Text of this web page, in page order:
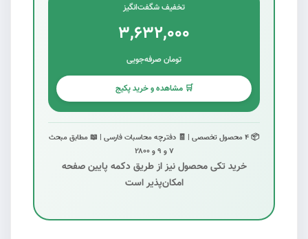
تخفیف شگفت‌انگیز
۳,۶۳۲,۰۰۰
تومان صرفه‌جویی
🛒 مشاهده و خرید پکیج
📦 ۴ محصول تخصصی | 🧾 دفترچه محاسبات فارسی | 📖 مطابق مبحث
۷ و ۹ و ۲۸۰۰
خرید تکی محصول نیز از طریق دکمه پایین صفحه
امکان‌پذیر است